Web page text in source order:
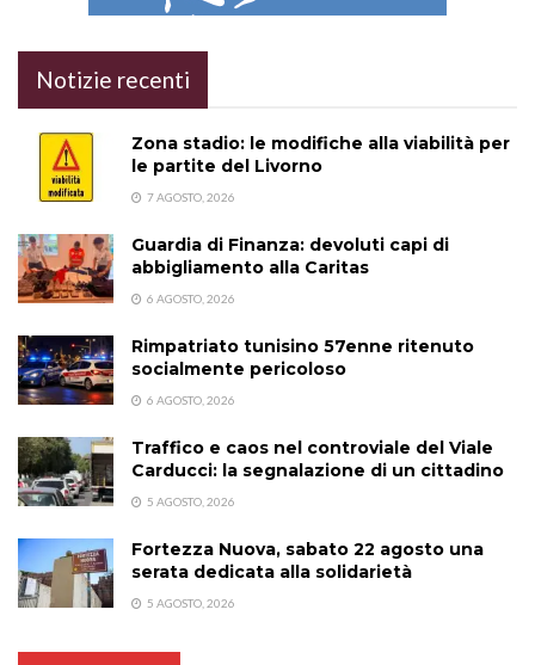
Notizie recenti
Zona stadio: le modifiche alla viabilità per
le partite del Livorno
7 AGOSTO, 2026
Guardia di Finanza: devoluti capi di
abbigliamento alla Caritas
6 AGOSTO, 2026
Rimpatriato tunisino 57enne ritenuto
socialmente pericoloso
6 AGOSTO, 2026
Traffico e caos nel controviale del Viale
Carducci: la segnalazione di un cittadino
5 AGOSTO, 2026
Fortezza Nuova, sabato 22 agosto una
serata dedicata alla solidarietà
5 AGOSTO, 2026